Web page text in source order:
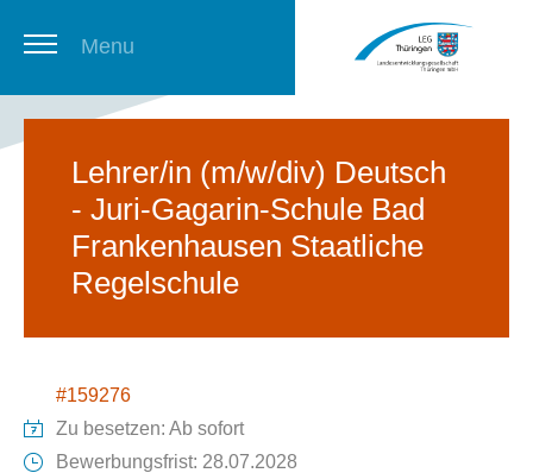
Menu
Newsletter
Lehrer/in (m/w/div) Deutsch
- Juri-Gagarin-Schule Bad
Frankenhausen Staatliche
Regelschule
#159276
Zu besetzen: Ab sofort
Bewerbungsfrist: 28.07.2028